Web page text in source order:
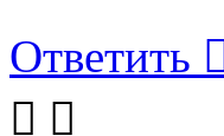
Ответить